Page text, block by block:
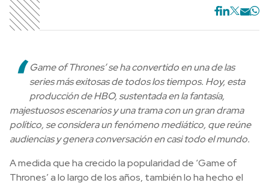
‘
Game of Thrones’ se ha convertido en una de las
series más exitosas de todos los tiempos. Hoy, esta
producción de HBO, sustentada en la fantasía,
majestuosos escenarios y una trama con un gran drama
político, se considera un fenómeno mediático, que reúne
audiencias y genera conversación en casi todo el mundo.
A medida que ha crecido la popularidad de ‘Game of
Thrones’ a lo largo de los años, también lo ha hecho el